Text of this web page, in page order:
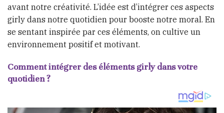
avant notre créativité. L’idée est d’intégrer ces aspects
girly dans notre quotidien pour booste notre moral. En
se sentant inspirée par ces éléments, on cultive un
environnement positif et motivant.
Comment intégrer des éléments girly dans votre
quotidien ?